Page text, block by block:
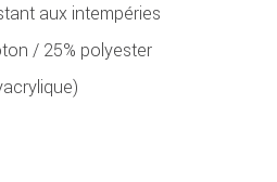
aux intempéries
/ 25% polyester